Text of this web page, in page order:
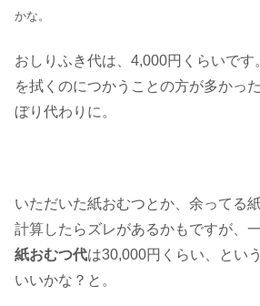
かな。
おしりふき代は、4,000円くらいで
を拭くのにつかうことの方が多かっ
ぼり代わりに。
いただいた紙おむつとか、余ってる
計算したらズレがあるかもですが、
紙おむつ代は30,000円くらい、とい
いいかな？と。